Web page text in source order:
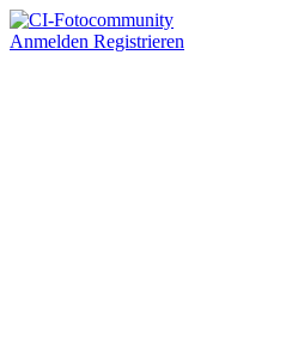
Anmelden Registrieren